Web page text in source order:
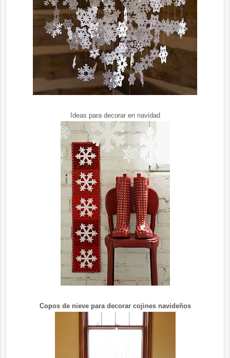
Ideas para decorar en navidad
Copos de nieve para decorar cojines navideños